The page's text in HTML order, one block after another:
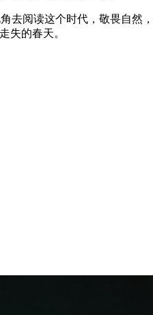
去阅读这个时代，敬畏自然
失的春天。